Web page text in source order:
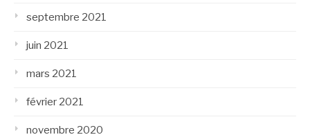
septembre 2021
juin 2021
mars 2021
février 2021
novembre 2020